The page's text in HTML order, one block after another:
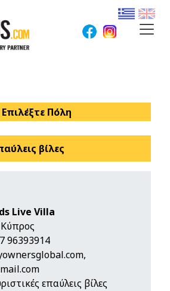
Επιλέξτε Πόλη
βίλες
Live Villa
96393914
,
επαύλεις βίλες